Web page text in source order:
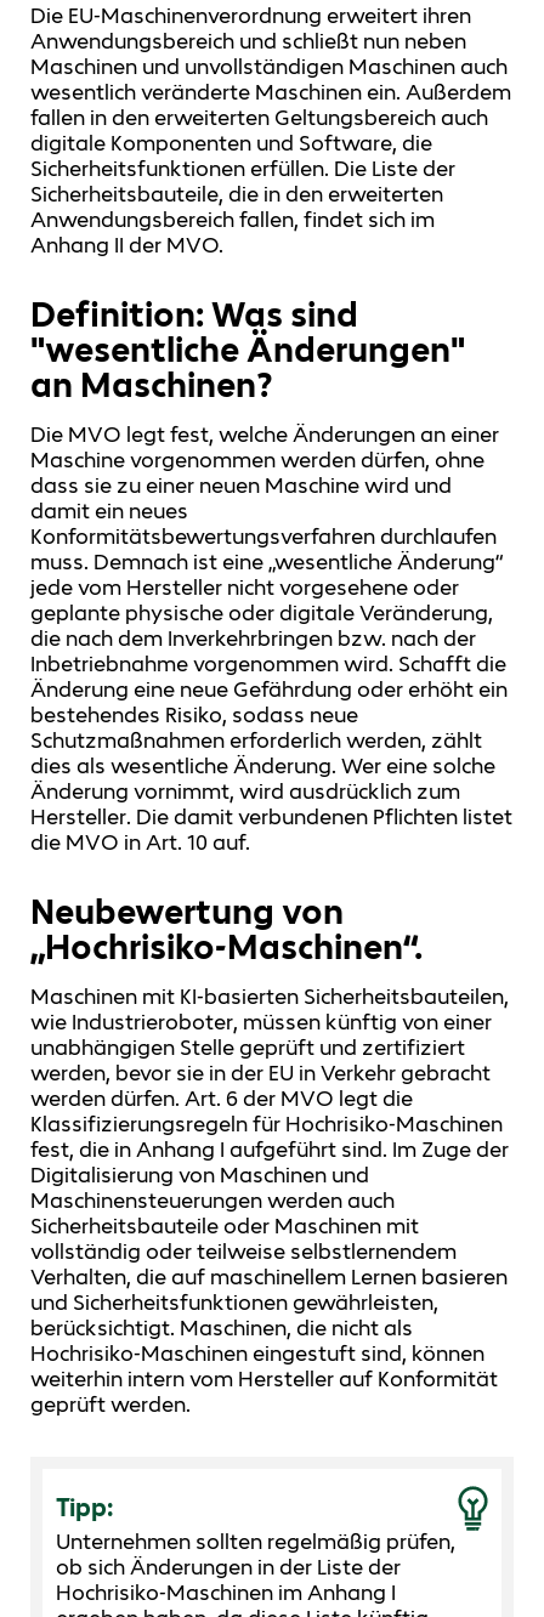
Die EU-Maschinenverordnung erweitert ihren
Anwendungsbereich und schließt nun neben
Maschinen und unvollständigen Maschinen auch
wesentlich veränderte Maschinen ein. Außerdem
fallen in den erweiterten Geltungsbereich auch
digitale Komponenten und Software, die
Sicherheitsfunktionen erfüllen. Die Liste der
Sicherheitsbauteile, die in den erweiterten
Anwendungsbereich fallen, findet sich im
Anhang II der MVO.
Definition: Was sind
"wesentliche Änderungen"
an Maschinen?
Die MVO legt fest, welche Änderungen an einer
Maschine vorgenommen werden dürfen, ohne
dass sie zu einer neuen Maschine wird und
damit ein neues
Konformitätsbewertungsverfahren durchlaufen
muss. Demnach ist eine „wesentliche Änderung“
jede vom Hersteller nicht vorgesehene oder
geplante physische oder digitale Veränderung,
die nach dem Inverkehrbringen bzw. nach der
Inbetriebnahme vorgenommen wird. Schafft die
Änderung eine neue Gefährdung oder erhöht ein
bestehendes Risiko, sodass neue
Schutzmaßnahmen erforderlich werden, zählt
dies als wesentliche Änderung. Wer eine solche
Änderung vornimmt, wird ausdrücklich zum
Hersteller. Die damit verbundenen Pflichten listet
die MVO in Art. 10 auf.
Neubewertung von
„Hochrisiko-Maschinen“.
Maschinen mit KI-basierten Sicherheitsbauteilen,
wie Industrieroboter, müssen künftig von einer
unabhängigen Stelle geprüft und zertifiziert
werden, bevor sie in der EU in Verkehr gebracht
werden dürfen. Art. 6 der MVO legt die
Klassifizierungsregeln für Hochrisiko-Maschinen
fest, die in Anhang I aufgeführt sind. Im Zuge der
Digitalisierung von Maschinen und
Maschinensteuerungen werden auch
Sicherheitsbauteile oder Maschinen mit
vollständig oder teilweise selbstlernendem
Verhalten, die auf maschinellem Lernen basieren
und Sicherheitsfunktionen gewährleisten,
berücksichtigt. Maschinen, die nicht als
Hochrisiko-Maschinen eingestuft sind, können
weiterhin intern vom Hersteller auf Konformität
geprüft werden.
Tipp:
Unternehmen sollten regelmäßig prüfen,
ob sich Änderungen in der Liste der
Hochrisiko-Maschinen im Anhang I